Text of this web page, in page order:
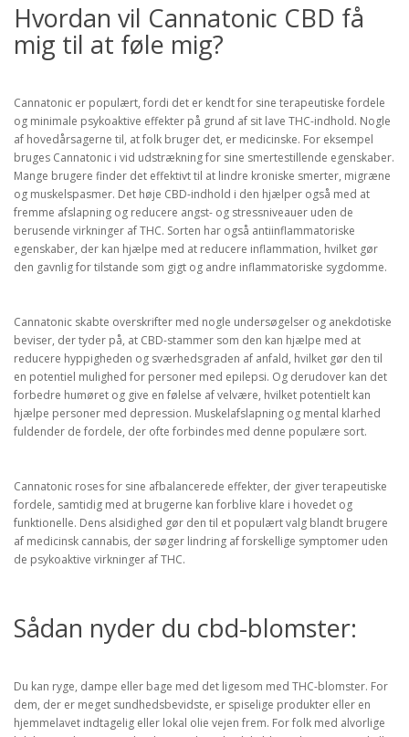
Hvordan vil Cannatonic CBD få
mig til at føle mig?
Cannatonic er populært, fordi det er kendt for sine terapeutiske fordele
og minimale psykoaktive effekter på grund af sit lave THC-indhold. Nogle
af hovedårsagerne til, at folk bruger det, er medicinske. For eksempel
bruges Cannatonic i vid udstrækning for sine smertestillende egenskaber.
Mange brugere finder det effektivt til at lindre kroniske smerter, migræne
og muskelspasmer. Det høje CBD-indhold i den hjælper også med at
fremme afslapning og reducere angst- og stressniveauer uden de
berusende virkninger af THC. Sorten har også antiinflammatoriske
egenskaber, der kan hjælpe med at reducere inflammation, hvilket gør
den gavnlig for tilstande som gigt og andre inflammatoriske sygdomme.
Cannatonic skabte overskrifter med nogle undersøgelser og anekdotiske
beviser, der tyder på, at CBD-stammer som den kan hjælpe med at
reducere hyppigheden og sværhedsgraden af anfald, hvilket gør den til
en potentiel mulighed for personer med epilepsi. Og derudover kan det
forbedre humøret og give en følelse af velvære, hvilket potentielt kan
hjælpe personer med depression. Muskelafslapning og mental klarhed
fuldender de fordele, der ofte forbindes med denne populære sort.
Cannatonic roses for sine afbalancerede effekter, der giver terapeutiske
fordele, samtidig med at brugerne kan forblive klare i hovedet og
funktionelle. Dens alsidighed gør den til et populært valg blandt brugere
af medicinsk cannabis, der søger lindring af forskellige symptomer uden
de psykoaktive virkninger af THC.
Sådan nyder du cbd-blomster:
Du kan ryge, dampe eller bage med det ligesom med THC-blomster. For
dem, der er meget sundhedsbevidste, er spiselige produkter eller en
hjemmelavet indtagelig eller lokal olie vejen frem. For folk med alvorlige